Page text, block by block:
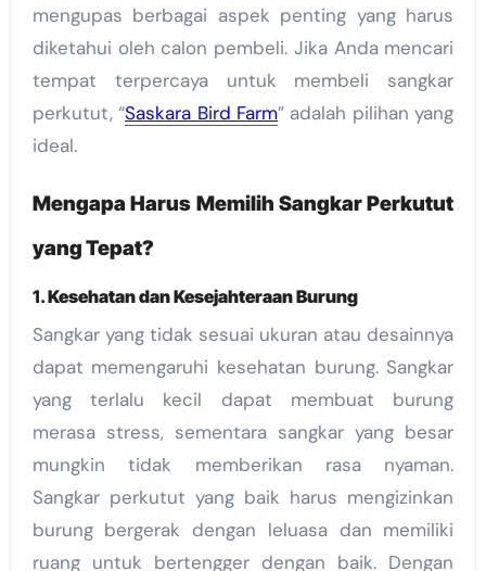
mengupas berbagai aspek penting yang harus
diketahui oleh calon pembeli. Jika Anda mencari
tempat terpercaya untuk membeli sangkar
perkutut, “Saskara Bird Farm” adalah pilihan yang
ideal.
Mengapa Harus Memilih Sangkar Perkutut
yang Tepat?
1.Kesehatan dan Kesejahteraan Burung
Sangkar yang tidak sesuai ukuran atau desainnya
dapat memengaruhi kesehatan burung. Sangkar
yang terlalu kecil dapat membuat burung
merasa stress, sementara sangkar yang besar
mungkin tidak memberikan rasa nyaman.
Sangkar perkutut yang baik harus mengizinkan
burung bergerak dengan leluasa dan memiliki
ruang untuk bertengger dengan baik. Dengan